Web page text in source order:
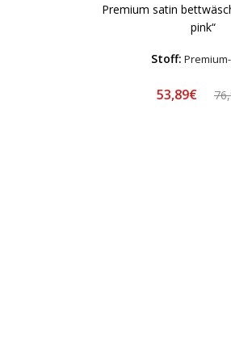
Premium satin
pink“
Stoff:
53,89€